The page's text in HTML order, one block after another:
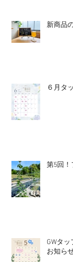
新商品
６月タ
第5回！
GWタ
お知ら